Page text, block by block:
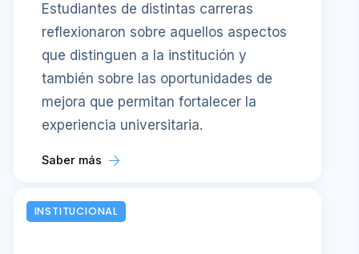
Estudiantes de distintas carreras
reflexionaron sobre aquellos aspectos
que distinguen a la institución y
también sobre las oportunidades de
mejora que permitan fortalecer la
experiencia universitaria.
Saber más
INSTITUCIONAL